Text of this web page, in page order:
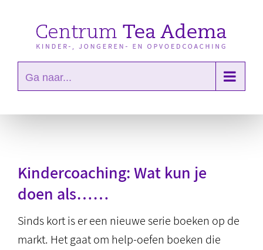
Ga naar...
Kindercoaching: Wat kun je
doen als……
Sinds kort is er een nieuwe serie boeken op de
markt. Het gaat om help-oefen boeken die